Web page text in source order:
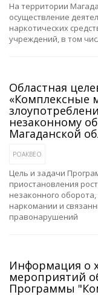
На территории
осуществление
наркотических
учреждений, в том
Областная
«Комплексные
незаконному
Магаданской
РОАКВЕО
Цель и задачи
приостановления
незаконного
наркомании и
правонарушений
Информация о
мероприятий
Программы